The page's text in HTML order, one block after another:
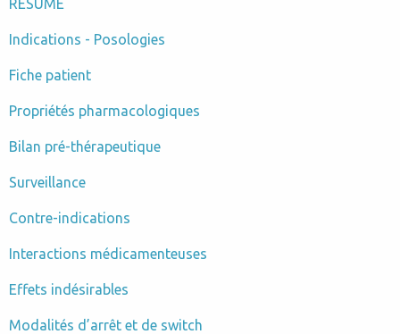
RÉSUMÉ
Indications - Posologies
Fiche patient
Propriétés pharmacologiques
Bilan pré-thérapeutique
Surveillance
Contre-indications
Interactions médicamenteuses
Effets indésirables
Modalités d’arrêt et de switch